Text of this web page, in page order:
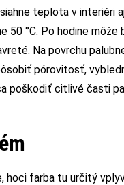
teplota v interiéri
50 °C. Po hodine môže
Na povrchu
pórovitosť,
poškodiť citlivé časti
hoci farba tu určitý